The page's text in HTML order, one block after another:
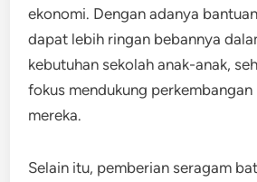
ekonomi. Dengan adanya
dapat lebih ringan bebannya
kebutuhan sekolah anak-anak,
fokus mendukung
mereka.
Selain itu, pemberian seragam